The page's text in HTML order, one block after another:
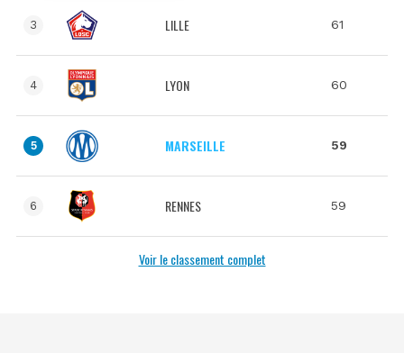
3 LILLE 61
4 LYON 60
5 MARSEILLE 59
6 RENNES 59
Voir le classement complet